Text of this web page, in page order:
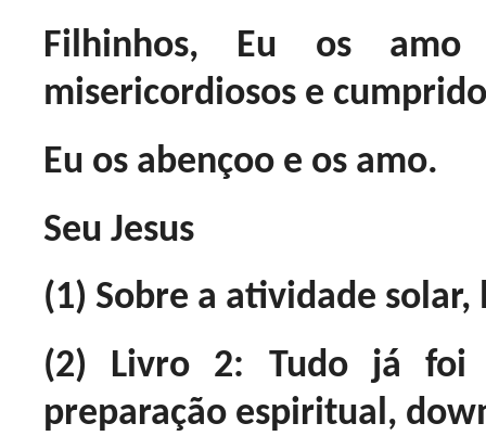
Filhinhos, Eu os
misericordiosos e
Eu os abençoo e os amo.
Seu Jesus
(1) Sobre a atividade solar,
(2) Livro 2: Tudo já foi
preparação espiritual,